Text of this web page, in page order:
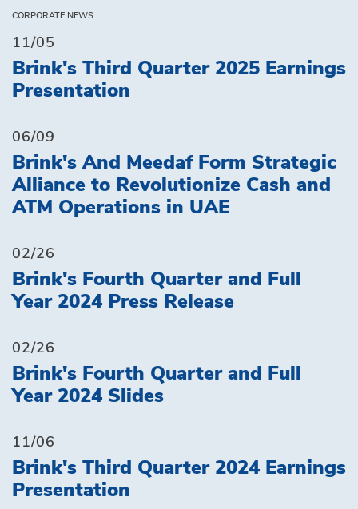
CORPORATE NEWS
11/05
Brink's Third Quarter 2025 Earnings
Presentation
06/09
Brink's And Meedaf Form Strategic
Alliance to Revolutionize Cash and
ATM Operations in UAE
02/26
Brink's Fourth Quarter and Full
Year 2024 Press Release
02/26
Brink's Fourth Quarter and Full
Year 2024 Slides
11/06
Brink's Third Quarter 2024 Earnings
Presentation